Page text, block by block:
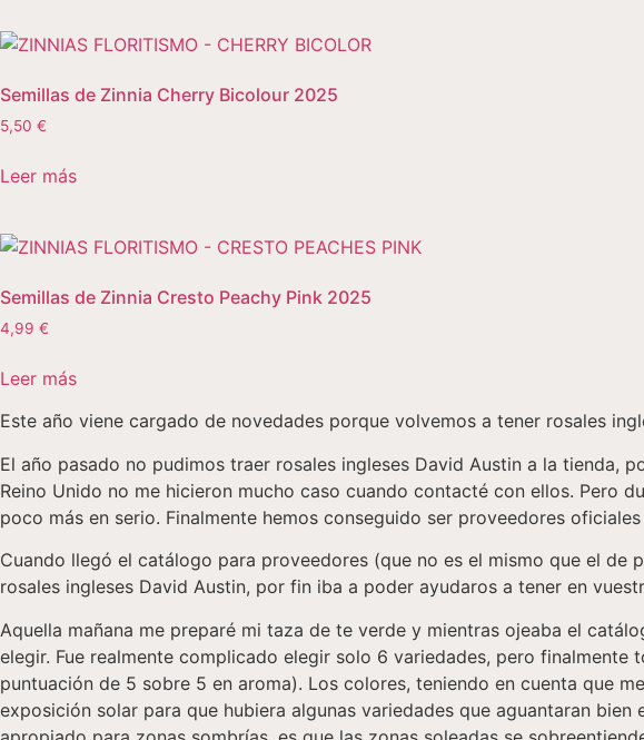
Semillas de Zinnia Cherry Bicolour 2025
5,50 €
Leer más
Semillas de Zinnia Cresto Peachy Pink 2025
4,99 €
Leer más
Este año viene cargado de novedades porque volvemos a tener rosales
El año pasado no pudimos traer rosales ingleses David Austin a la tienda,
Reino Unido no me hicieron mucho caso cuando contacté con ellos. Pero
poco más en serio. Finalmente hemos conseguido ser proveedores
Cuando llegó el catálogo para proveedores (que no es el mismo que el
rosales ingleses David Austin, por fin iba a poder ayudaros a tener en
Aquella mañana me preparé mi taza de te verde y mientras ojeaba el
elegir. Fue realmente complicado elegir solo 6 variedades, pero
puntuación de 5 sobre 5 en aroma). Los colores, teniendo en cuenta que
exposición solar para que hubiera algunas variedades que aguantaran